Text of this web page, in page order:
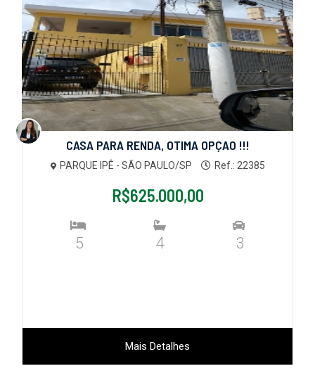
CASA PARA RENDA, OTIMA OPÇAO !!!
PARQUE IPÊ - SÃO PAULO/SP Ref.: 22385
R$625.000,00
5 4 3
Mais Detalhes